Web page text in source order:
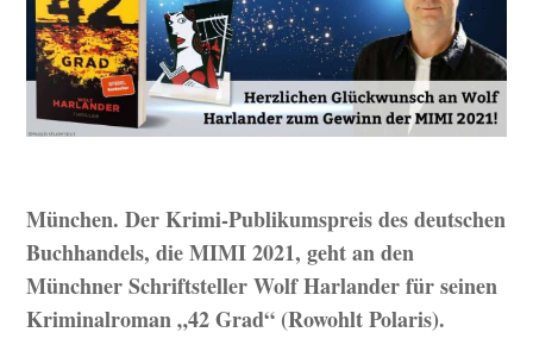
München. Der Krimi-Publikumspreis des deutschen
Buchhandels, die MIMI 2021, geht an den
Münchner Schriftsteller Wolf Harlander für seinen
Kriminalroman „42 Grad“ (Rowohlt Polaris).